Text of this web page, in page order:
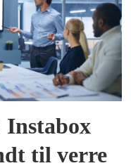
Instabox
til verre